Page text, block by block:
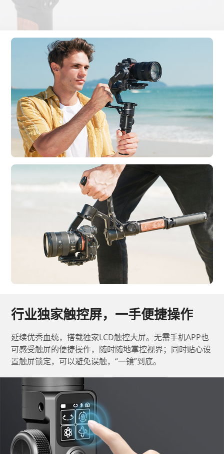
行业独家触控屏，一手便捷操作
延续优秀血统，搭载独家LCD触控大屏。无需手机APP也
可感受触屏的便捷操作，随时随地掌控视界；同时贴心设
置触屏锁定，可以避免误触，“一镜”到底。